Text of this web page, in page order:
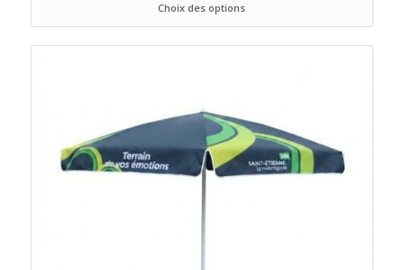
Choix des options